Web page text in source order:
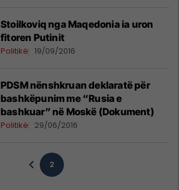
Stoilkoviq nga Maqedonia ia uron
fitoren Putinit
Politikë 19/09/2016
PDSM nënshkruan deklaratë për
bashkëpunim me “Rusia e
bashkuar” në Moskë (Dokument)
Politikë 29/06/2016
2